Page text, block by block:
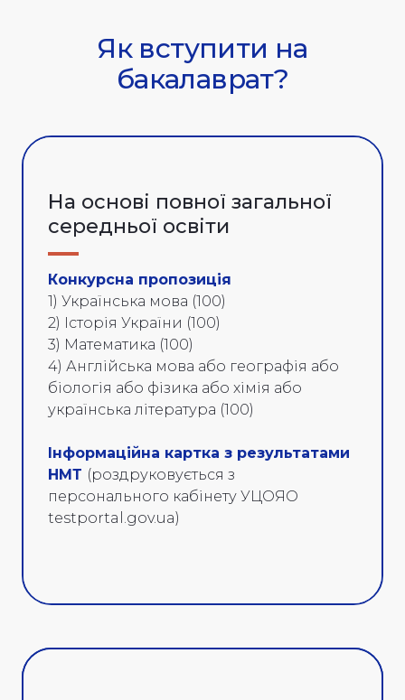
Як вступити на
бакалаврат?
На основі повної загальної
середньої освіти
Конкурсна пропозиція
1) Українська мова (100)
2) Історія України (100)
3) Математика (100)
4) Англійська мова або географія або
біологія або фізика або хімія або
українська література (100)
Інформаційна картка з результатами
НМТ (роздруковується з
персонального кабінету УЦОЯО
testportal.gov.ua)